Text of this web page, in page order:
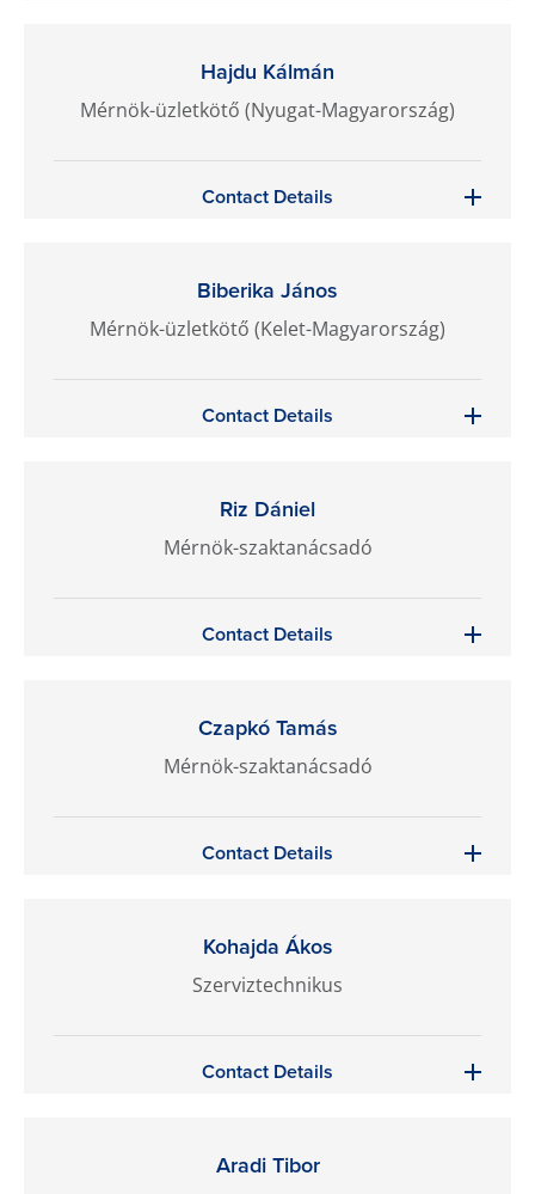
Hajdu Kálmán
Mérnök-üzletkötő (Nyugat-Magyarország)
Contact Details
Biberika János
Mérnök-üzletkötő (Kelet-Magyarország)
Contact Details
Riz Dániel
Mérnök-szaktanácsadó
Contact Details
Czapkó Tamás
Mérnök-szaktanácsadó
Contact Details
Kohajda Ákos
Szerviztechnikus
Contact Details
Aradi Tibor